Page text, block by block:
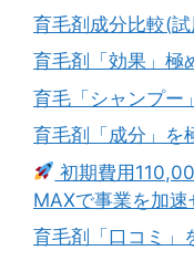
育毛剤成分比較(
育毛剤「効果」極
育毛「シャンプー
育毛剤「成分」を
初期費用
MAXで事業を加速
育毛剤「口コミ」